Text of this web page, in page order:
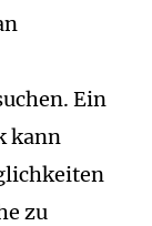
Ein
kann
zu